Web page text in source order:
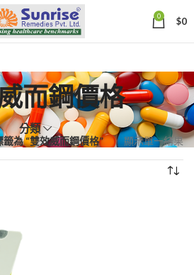
0 $0
而鋼價格
分類
籤為 “雙效威而鋼價格” 顯示單一結果